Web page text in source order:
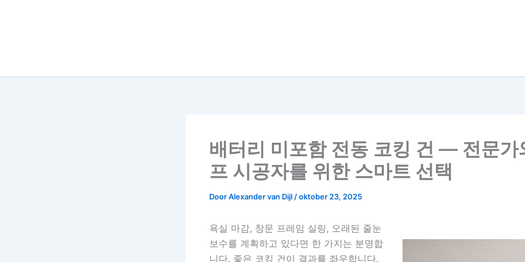
배터리 미포함 전동 코킹 건 — 전문가
프 시공자를 위한 스마트 선택
DoorAlexander van Dijl /oktober 23, 2025
욕실 마감, 창문 프레임 실링, 오래된 줄눈
보수를 계획하고 있다면 한 가지는 분명합
니다. 좋은 코킹 건이 결과를 좌우합니다.